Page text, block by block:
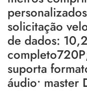
solicitação
de dados:
suporta
áudio• master